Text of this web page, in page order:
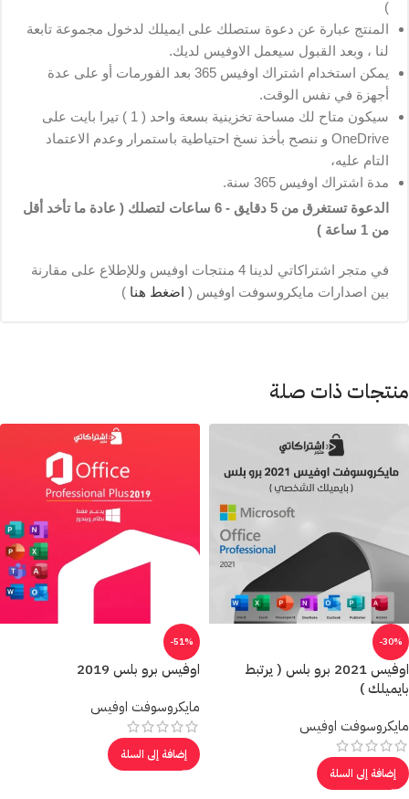
)
المنتج عبارة عن دعوة ستصلك على ايميلك لدخول مجموعة تابعة
لنا ، وبعد القبول سيعمل الاوفيس لديك.
يمكن استخدام اشتراك اوفيس 365 بعد الفورمات أو على عدة
أجهزة في نفس الوقت.
سيكون متاح لك مساحة تخزينية بسعة واحد ( 1 ) تيرا بايت على
OneDrive و ننصح بأخذ نسخ احتياطية باستمرار وعدم الاعتماد
التام عليه،
مدة اشتراك اوفيس 365 سنة.
الدعوة تستغرق من 5 دقايق - 6 ساعات لتصلك ( عادة ما تأخد أقل
من 1 ساعة )
في متجر اشتراكاتي لدينا 4 منتجات اوفيس وللإطلاع على مقارنة
بين اصدارات مايكروسوفت اوفيس ( اضغط هنا )
منتجات ذات صلة
-30%
اوفيس 2021 برو بلس ( يرتبط
بايميلك )
مايكروسوفت اوفيس
إضافة إلى السلة
-51%
اوفيس برو بلس 2019
مايكروسوفت اوفيس
إضافة إلى السلة